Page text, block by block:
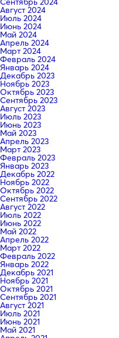
Август 2024
Июль 2024
Июнь 2024
Май 2024
Апрель 2024
Март 2024
Февраль 2024
Январь 2024
Декабрь 2023
Ноябрь 2023
Октябрь 2023
Сентябрь 2023
Август 2023
Июль 2023
Июнь 2023
Май 2023
Апрель 2023
Март 2023
Февраль 2023
Январь 2023
Декабрь 2022
Ноябрь 2022
Октябрь 2022
Сентябрь 2022
Август 2022
Июль 2022
Июнь 2022
Май 2022
Апрель 2022
Март 2022
Февраль 2022
Январь 2022
Декабрь 2021
Ноябрь 2021
Октябрь 2021
Сентябрь 2021
Август 2021
Июль 2021
Июнь 2021
Май 2021